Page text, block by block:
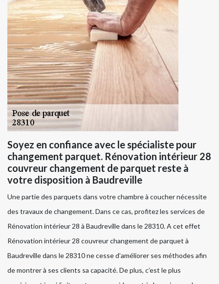
Soyez en confiance avec le spécialiste pour
changement parquet. Rénovation intérieur 28
couvreur changement de parquet reste à
votre disposition à Baudreville
Une partie des parquets dans votre chambre à coucher nécessite
des travaux de changement. Dans ce cas, profitez les services de
Rénovation intérieur 28 à Baudreville dans le 28310. A cet effet
Rénovation intérieur 28 couvreur changement de parquet à
Baudreville dans le 28310 ne cesse d’améliorer ses méthodes afin
de montrer à ses clients sa capacité. De plus, c’est le plus